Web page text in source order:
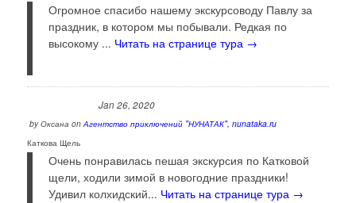
Огромное спасибо нашему экскурсоводу Павлу за
праздник, в котором мы побывали. Редкая по
высокому ... Читать на странице тура →
Jan 26, 2020
byОксана onАгентство приключений "НУНАТАК", nunataka.ru
Каткова Щель
Очень понравилась пешая экскурсия по Катковой
щели, ходили зимой в новогодние праздники!
Удивил колхидский... Читать на странице тура →